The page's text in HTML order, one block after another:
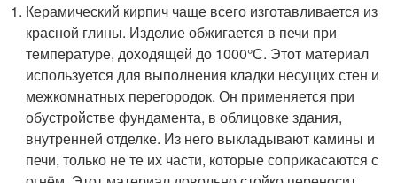
Керамический кирпич чаще всего изготавливается из
красной глины. Изделие обжигается в печи при
температуре, доходящей до 1000°С. Этот материал
используется для выполнения кладки несущих стен и
межкомнатных перегородок. Он применяется при
обустройстве фундамента, в облицовке здания,
внутренней отделке. Из него выкладывают камины и
печи, только не те их части, которые соприкасаются с